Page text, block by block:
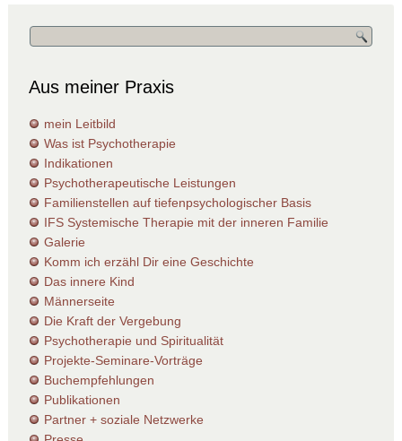
Aus meiner Praxis
mein Leitbild
Was ist Psychotherapie
Indikationen
Psychotherapeutische Leistungen
Familienstellen auf tiefenpsychologischer Basis
IFS Systemische Therapie mit der inneren Familie
Galerie
Komm ich erzähl Dir eine Geschichte
Das innere Kind
Männerseite
Die Kraft der Vergebung
Psychotherapie und Spiritualität
Projekte-Seminare-Vorträge
Buchempfehlungen
Publikationen
Partner + soziale Netzwerke